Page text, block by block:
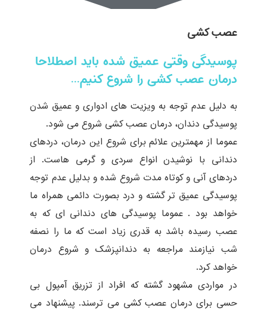
عصب کشی
پوسیدگی وقتی عمیق شده باید اصطلاحا
درمان عصب کشی را شروع کنیم...
به دلیل عدم توجه به ویزیت های ادواری و عمیق شدن
پوسیدگی دندان، درمان عصب کشی شروع می شود.
عموما از مهمترین علائم برای شروع این درمان، دردهای
دندانی با نوشیدن انواع سردی و گرمی هاست. از
دردهای آنی و کوتاه مدت شروع شده و بدلیل عدم توجه
پوسیدگی عمیق تر گشته و درد بصورت دائمی همراه ما
خواهد بود . عموما پوسیدگی های دندانی ای که به
عصب رسیده باشد به قدری زیاد است که ما را نصفه
شب نیازمند مراجعه به دندانپزشک و شروع درمان
خواهد کرد.
در مواردی مشهود گشته که افراد از تزریق آمپول بی
حسی برای درمان عصب کشی می ترسند. پیشنهاد می